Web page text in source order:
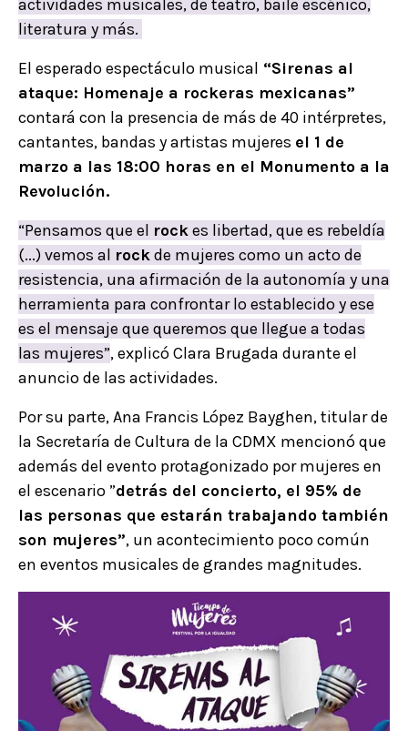
actividades musicales, de teatro, baile escénico,
literatura y más.
El esperado espectáculo musical “Sirenas al
ataque: Homenaje a rockeras mexicanas”
contará con la presencia de más de 40 intérpretes,
cantantes, bandas y artistas mujeres el 1 de
marzo a las 18:00 horas en el Monumento a la
Revolución.
“Pensamos que el rockes libertad, que es rebeldía
(...) vemos al rockde mujeres como un acto de
resistencia, una afirmación de la autonomía y una
herramienta para confrontar lo establecido y ese
es el mensaje que queremos que llegue a todas
las mujeres”, explicó Clara Brugada durante el
anuncio de las actividades.
Por su parte, Ana Francis López Bayghen, titular de
la Secretaría de Cultura de la CDMX mencionó que
además del evento protagonizado por mujeres en
el escenario ”detrás del concierto, el 95% de
las personas que estarán trabajando también
son mujeres”, un acontecimiento poco común
en eventos musicales de grandes magnitudes.